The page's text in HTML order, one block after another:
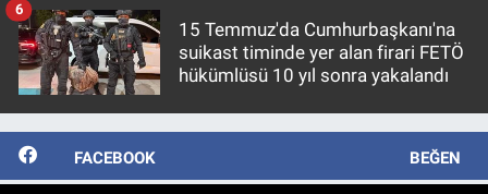
15 Temmuz'da Cumhurbaşkanı'na
suikast timinde yer alan firari FETÖ
hükümlüsü 10 yıl sonra yakalandı
6
FACEBOOK BEĞEN